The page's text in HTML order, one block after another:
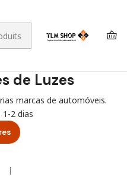
Iluminação
Luzes
de Luzes
marcas de automóveis.
2 dias
|